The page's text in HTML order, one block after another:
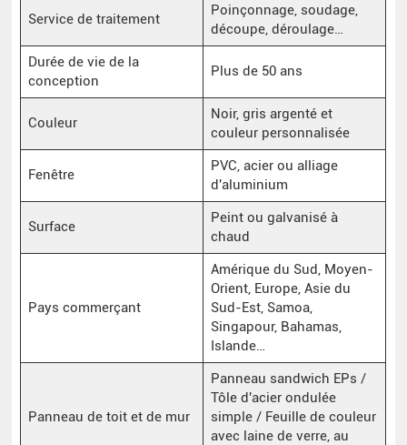
Service de traitement
Poinçonnage, soudage,
découpe, déroulage…
Durée de vie de la
conception
Plus de 50 ans
Couleur
Noir, gris argenté et
couleur personnalisée
Fenêtre
PVC, acier ou alliage
d'aluminium
Surface
Peint ou galvanisé à
chaud
Pays commerçant
Amérique du Sud, Moyen-
Orient, Europe, Asie du
Sud-Est, Samoa,
Singapour, Bahamas,
Islande…
Panneau de toit et de mur
Panneau sandwich EPs /
Tôle d'acier ondulée
simple / Feuille de couleur
avec laine de verre, au